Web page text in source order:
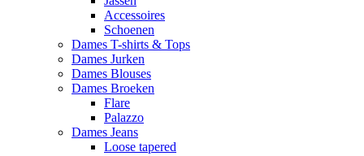
Accessoires
Schoenen
Dames T-shirts & Tops
Dames Jurken
Dames Blouses
Dames Broeken
Flare
Palazzo
Dames Jeans
Loose tapered